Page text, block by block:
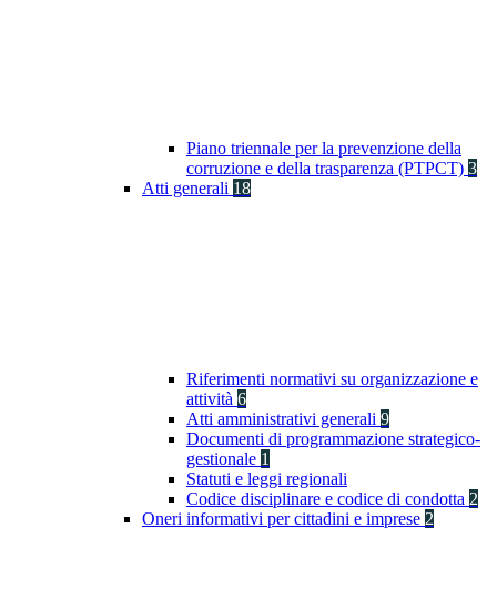
Piano triennale per la prevenzione della
corruzione e della trasparenza (PTPCT) 3
Atti generali 18
Riferimenti normativi su organizzazione e
attività 6
Atti amministrativi generali 9
Documenti di programmazione strategico-
gestionale 1
Statuti e leggi regionali
Codice disciplinare e codice di condotta 2
Oneri informativi per cittadini e imprese 2